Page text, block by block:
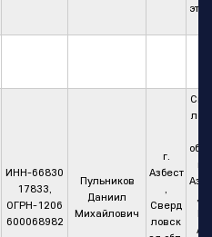
ИНН-66830
17833,
ОГРН-1206
600068982
Пульников
Даниил
Михайлович
г.
Азбест
,
Сверд
ловск
ь,
,